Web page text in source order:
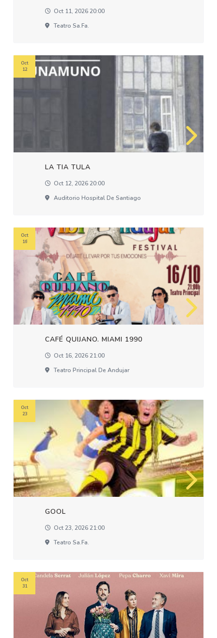
Oct 11, 2026 20:00
Teatro Sa.fa.
LA TIA TULA
Oct 12, 2026 20:00
Auditorio Hospital De Santiago
Oct
12
CAFÉ QUIJANO. MIAMI 1990
Oct 16, 2026 21:00
Teatro Principal De Andujar
Oct
16
GOOL
Oct 23, 2026 21:00
Teatro Sa.fa.
Oct
23
Oct
31